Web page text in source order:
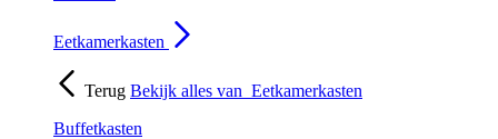
Eetkamerkasten
Terug Bekijk alles van Eetkamerkasten
Buffetkasten